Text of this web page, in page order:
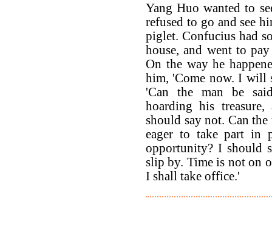
Yang Huo wanted to
refused to go and see
piglet. Confucius had
house, and went to
On the way he
him, 'Come now. I will
'Can the man be
hoarding his
should say not. Can
eager to take part in
opportunity? I should
slip by. Time is not on
I shall take office.'